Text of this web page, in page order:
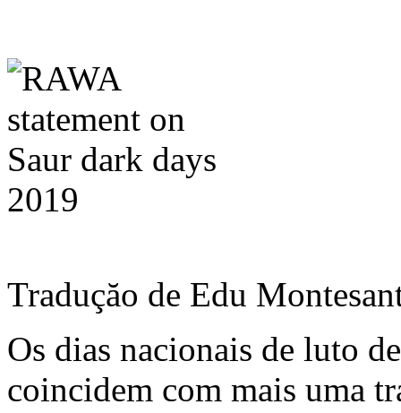
Traduçăo de Edu
Os dias nacionais de luto
coincidem com mais uma